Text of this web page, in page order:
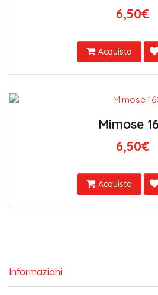
6,50€
Acquista
Mimose
6,50€
Acquista
Informazioni